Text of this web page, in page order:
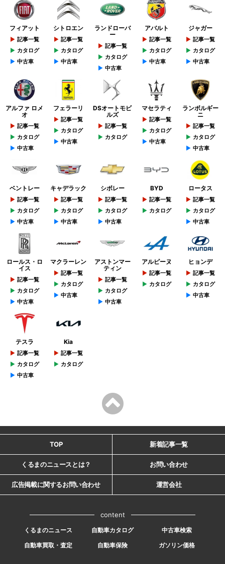
フィアット
記事一覧
カタログ
中古車
シトロエン
記事一覧
カタログ
中古車
ランドローバ
ー
記事一覧
カタログ
中古車
アバルト
記事一覧
カタログ
中古車
ジャガー
記事一覧
カタログ
中古車
アルファ ロメ
オ
記事一覧
カタログ
中古車
フェラーリ
記事一覧
カタログ
中古車
DSオートモビ
ルズ
記事一覧
カタログ
マセラティ
記事一覧
カタログ
中古車
ランボルギー
ニ
記事一覧
カタログ
中古車
ベントレー
記事一覧
カタログ
中古車
キャデラック
記事一覧
カタログ
中古車
シボレー
記事一覧
カタログ
中古車
BYD
記事一覧
カタログ
ロータス
記事一覧
カタログ
中古車
ロールス・ロ
イス
記事一覧
カタログ
中古車
マクラーレン
記事一覧
カタログ
中古車
アストンマー
ティン
記事一覧
カタログ
中古車
アルピーヌ
記事一覧
カタログ
ヒョンデ
記事一覧
カタログ
中古車
テスラ
記事一覧
カタログ
中古車
Kia
記事一覧
カタログ
TOP 新着記事一覧
くるまのニュースとは？ お問い合わせ
広告掲載に関するお問い合わせ 運営会社
content
くるまのニュース 自動車カタログ
中古車検索
自動車買取・査定
自動車保険 ガソリン価格